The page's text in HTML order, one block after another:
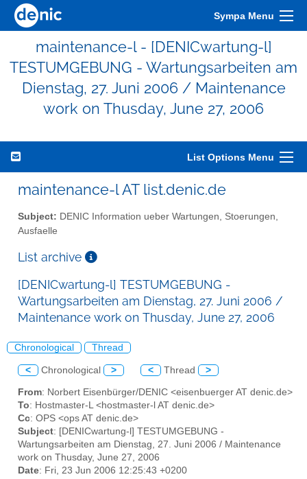
Sympa Menu
maintenance-l - [DENICwartung-l]
TESTUMGEBUNG - Wartungsarbeiten am
Dienstag, 27. Juni 2006 / Maintenance
work on Thusday, June 27, 2006
List Options Menu
maintenance-l AT list.denic.de
Subject: DENIC Information ueber Wartungen, Stoerungen,
Ausfaelle
List archive
[DENICwartung-l] TESTUMGEBUNG -
Wartungsarbeiten am Dienstag, 27. Juni 2006 /
Maintenance work on Thusday, June 27, 2006
Chronological Thread
< Chronological > < Thread >
From: Norbert Eisenbürger/DENIC <eisenbuerger AT denic.de>
To: Hostmaster-L <hostmaster-l AT denic.de>
Cc: OPS <ops AT denic.de>
Subject: [DENICwartung-l] TESTUMGEBUNG -
Wartungsarbeiten am Dienstag, 27. Juni 2006 / Maintenance
work on Thusday, June 27, 2006
Date: Fri, 23 Jun 2006 12:25:43 +0200